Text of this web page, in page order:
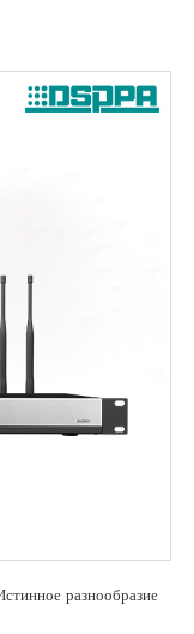
разнообразие